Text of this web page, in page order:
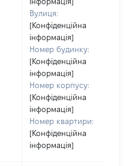
Вулиця:
[Конфіденційна
інформація]
Номер будинку:
[Конфіденційна
інформація]
Номер корпусу:
[Конфіденційна
інформація]
Номер квартири:
[Конфіденційна
інформація]